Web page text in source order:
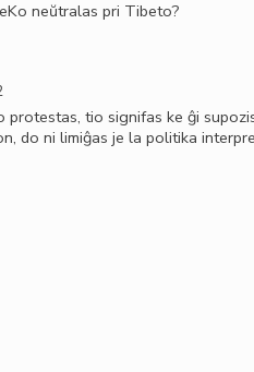
neŭtralas pri Tibeto?
tio signifas ke ĝi
do ni limiĝas je la politika